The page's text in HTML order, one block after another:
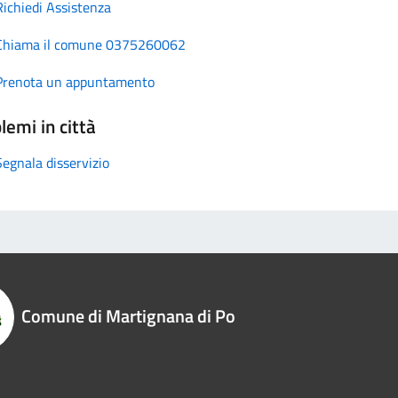
Assistenza
il comune 0375260062
un appuntamento
in città
disservizio
Comune di Martignana di Po